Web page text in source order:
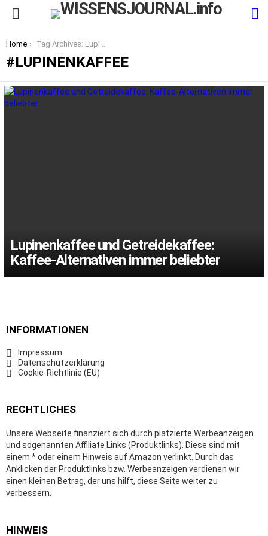
You are here:
Home Tag Archives: Lupinenkaffee
LUPINENKAFFEE
LATEST
Lupinenkaffee und Getreidekaffee:
Kaffee-Alternativen immer beliebter
INFORMATIONEN
Impressum
Datenschutzerklärung
Cookie-Richtlinie (EU)
RECHTLICHES
Unsere Webseite finanziert sich durch platzierte Werbeanzeigen
und sogenannten Affiliate Links (Produktlinks). Diese sind mit
einem * oder einem Hinweis auf Amazon verlinkt. Durch das
Anklicken der Produktlinks bzw. Werbeanzeigen verdienen wir
einen kleinen Betrag, der uns hilft, diese Seite weiter zu
verbessern.
HINWEIS